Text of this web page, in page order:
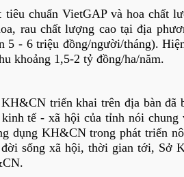
chuẩn VietGAP và hoa chất
rau chất lượng cao tại địa
5 - 6 triệu đồng/người/tháng).
khoảng 1,5-2 tỷ đồng/ha/năm.
triển khai trên địa bàn đã
tế - xã hội của tỉnh nói chung
dụng KH&CN trong phát triển
sống xã hội, thời gian tới, Sở